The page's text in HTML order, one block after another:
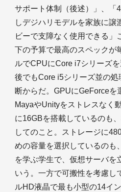
サポート体制（後述）」、「
しデジハリモデルを家族に譲
ビーで支障なく使用できる」
下の予算で最高のスペックが
ルでCPUにCore i7シリーズ
後でもCore i5シリーズ並の処
断からだ。GPUにGeForceを
MayaやUnityをストレスなく
に16GBを搭載しているのも
してのこと。ストレージに
めの容量を選択しているのも
を学ぶ学生で、仮想サーバを
いう。一方で可搬性を考慮し
ルHD液晶で最も小型の14イ